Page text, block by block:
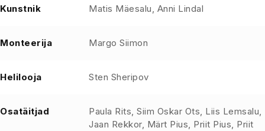
Kunstnik Matis Mäesalu, Anni Lindal
Monteerija Margo Siimon
Helilooja Sten Sheripov
Osatäitjad
Paula Rits, Siim Oskar Ots, Liis Lemsalu,
Jaan Rekkor, Märt Pius, Priit Pius, Priit